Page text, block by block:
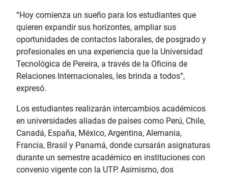
“Hoy comienza un sueño para los estudiantes que
quieren expandir sus horizontes, ampliar sus
oportunidades de contactos laborales, de posgrado y
profesionales en una experiencia que la Universidad
Tecnológica de Pereira, a través de la Oficina de
Relaciones Internacionales, les brinda a todos”,
expresó.
Los estudiantes realizarán intercambios académicos
en universidades aliadas de países como Perú, Chile,
Canadá, España, México, Argentina, Alemania,
Francia, Brasil y Panamá, donde cursarán asignaturas
durante un semestre académico en instituciones con
convenio vigente con la UTP. Asimismo, dos